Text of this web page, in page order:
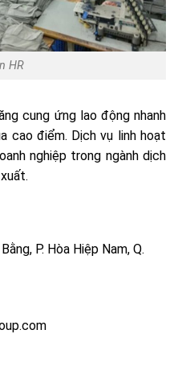
HR
cung ứng lao động nhanh
cao điểm. Dịch vụ linh hoạt
nghiệp trong ngành dịch
P. Hòa Hiệp Nam, Q.